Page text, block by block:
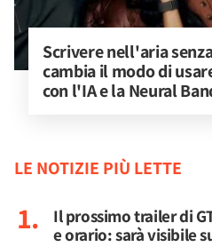
Scrivere nell'aria
cambia il modo di
con l'IA e la Neural
LE NOTIZIE PIÙ LETTE
Il prossimo trailer di
e orario: sarà visibile